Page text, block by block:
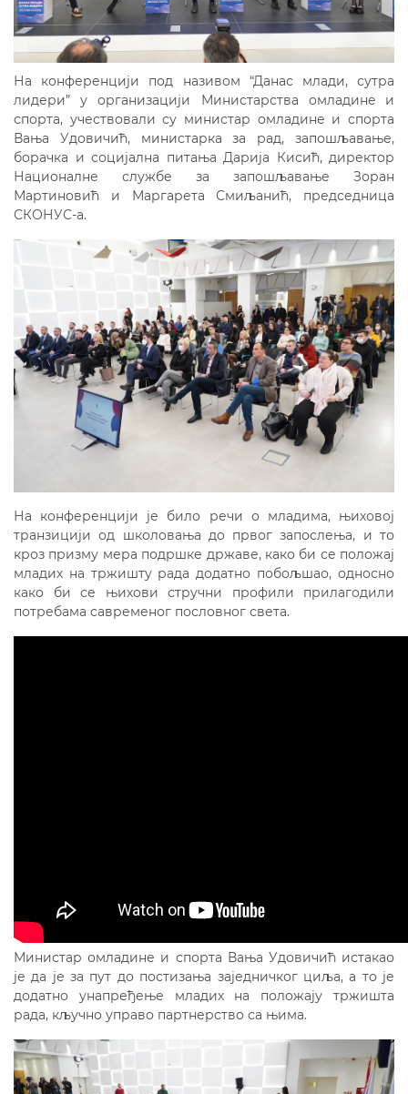
На конференцији под називом “Данас млади, сутра
лидери” у организацији Министарства омладинe и
спорта, учествовали су министар омладине и спорта
Вања Удовичић, министарка за рад, запошљавање,
борачка и социјална питања Дарија Кисић, директор
Националне службе за запошљавање Зоран
Мартиновић и Маргарета Смиљанић, председница
СКОНУС-а.
На конференцији је било речи о младима, њиховој
транзицији од школовања до првог запослења, и то
кроз призму мера подршке државе, како би се положај
младих на тржишту рада додатно побољшао, односно
како би се њихови стручни профили прилагодили
потребама савременог пословног света.
Министар омладине и спорта Вања Удовичић истакао
је да је за пут до постизања заједничког циља, а то је
додатно унапређење младих на положају тржишта
рада, кључно управо партнерство са њима.